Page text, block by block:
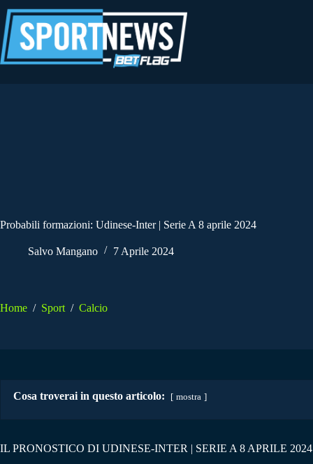
al
contenuto
Probabili formazioni: Udinese-Inter | Serie A 8 aprile 2024
Salvo Mangano 7 Aprile 2024
Home / Sport / Calcio
Cosa troverai in questo articolo: mostra
IL PRONOSTICO DI UDINESE-INTER | SERIE A 8 APRILE 2024